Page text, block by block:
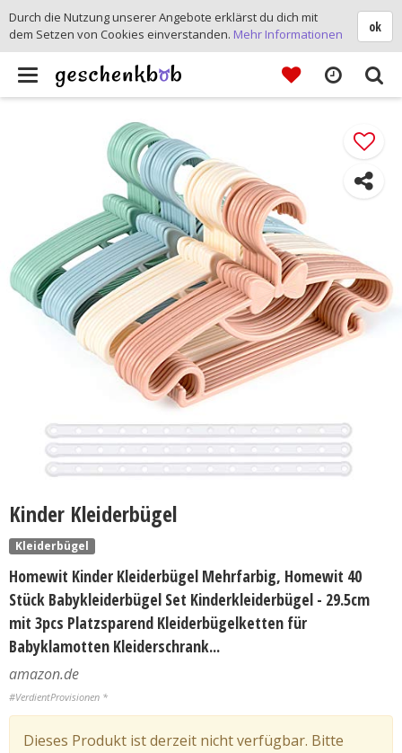
Toggle
Kinder Kleiderbügel
Kleiderbügel
Homewit Kinder Kleiderbügel Mehrfarbig, Homewit 40
Stück Babykleiderbügel Set Kinderkleiderbügel - 29.5cm
mit 3pcs Platzsparend Kleiderbügelketten für
Babyklamotten Kleiderschrank...
amazon.de
#VerdientProvisionen *
Dieses Produkt ist derzeit nicht verfügbar. Bitte
ok
Durch die Nutzung unserer Angebote erklärst du dich mit
dem Setzen von Cookies einverstanden. Mehr Informationen